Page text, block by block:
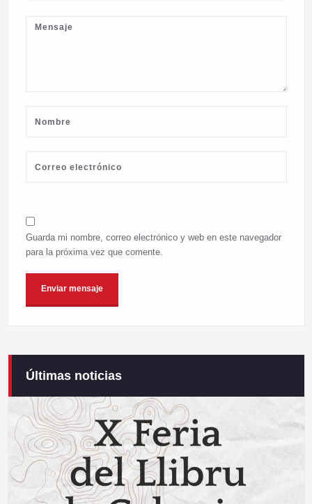
Guarda mi nombre, correo electrónico y web en este navegador
para la próxima vez que comente.
Últimas noticias